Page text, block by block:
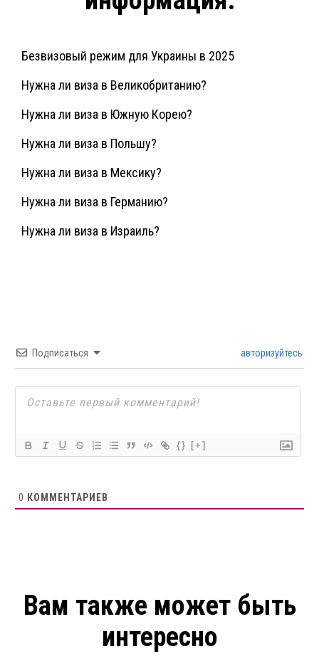
Безвизовый режим для Украины в 2025
Нужна ли виза в Великобританию?
Нужна ли виза в Южную Корею?
Нужна ли виза в Польшу?
Нужна ли виза в Мексику?
Нужна ли виза в Германию?
Нужна ли виза в Израиль?
Подписаться авторизуйтесь
{} [+]
0 КОММЕНТАРИЕВ
Вам также может быть
интересно